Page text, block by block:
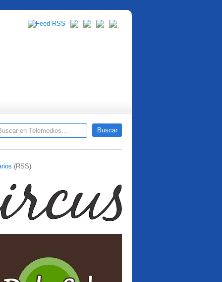
(RSS)